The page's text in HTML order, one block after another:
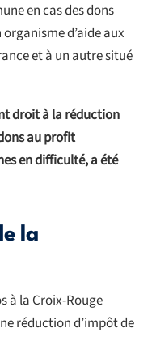
en cas des dons
d’aide aux
et à un autre situé
droit à la réduction
au profit
en difficulté, a été
la
à la Croix-Rouge
réduction d’impôt de